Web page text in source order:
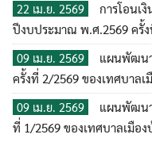
ค้นหา
สำหรับ:
22 เม.ย. 2569
การโอนเ
ปีงบประมาณ พ.ศ.2569 ครั้
09 เม.ย. 2569
แผนพัฒนา
ครั้งที่ 2/2569 ของเทศบาลเ
09 เม.ย. 2569
แผนพัฒนา
ที่ 1/2569 ของเทศบาลเมือง